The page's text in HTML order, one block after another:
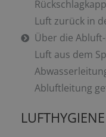
Luft zurück in
Über die
Luft aus dem
Abluftleitung